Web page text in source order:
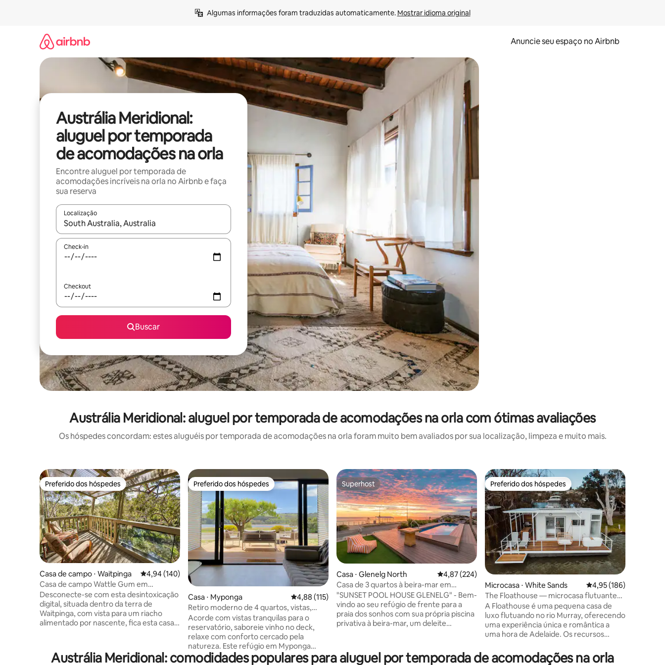
Algumas informações foram traduzidas automaticamente. Mostrar idioma original
Anuncie seu espaço no Airbnb
Austrália Meridional:
aluguel por temporada
de acomodações na orla
Encontre aluguel por temporada de
acomodações incríveis na orla no Airbnb e faça
sua reserva
Localização
Quando os resultados estiverem disponíveis, explore-os usando as seta para cima e para baixo do teclado ou tocando e deslizando o dedo na tela.
Check-in
Checkout
Buscar
Austrália Meridional: aluguel por temporada de acomodações na orla com ótimas avaliações
Os hóspedes concordam: estes aluguéis por temporada de acomodações na orla foram muito bem avaliados por sua localização, limpeza e muito mais.
Preferido dos hóspedes
Preferido dos hóspedes
Casa de campo ⋅ Waitpinga 4,94 de uma avaliação média de 5, 140 avaliações
4,94 (140)
Casa de campo Wattle Gum em
Waitpinga
Desconecte-se com esta desintoxicação
digital, situada dentro da terra de
Waitpinga, com vista para um riacho
alimentado por nascente, fica esta casa
rede. A 10 minutos de Victor Harbor,
cercado pelo Parque de Conservação de
Preferido dos hóspedes
Preferido dos hóspedes
Casa ⋅ Myponga 4,88 de uma avaliação média de 5, 115 avaliações
4,88 (115)
Retiro moderno de 4 quartos, vistas,
cangurus, luxo casual
Acorde com vistas tranquilas para o
reservatório, saboreie vinho no deck,
relaxe com conforto cercado pela
natureza. Este refúgio em Myponga
combina luxo descontraído com um
Superhost
Superhost
Casa ⋅ Glenelg North 4,87 de uma avaliação média de 5, 224 avaliações
4,87 (224)
Casa de 3 quartos à beira-mar em
Glenelg - Piscina privativa e deck
"SUNSET POOL HOUSE GLENELG" - Bem-
vindo ao seu refúgio de frente para a
praia dos sonhos com sua própria piscina
privativa à beira-mar, um deleite
perfeita para famílias, grupos de amigos
ou casais que procuram uma escapada
Preferido dos hóspedes
Preferido dos hóspedes
Microcasa ⋅ White Sands 4,95 de uma avaliação
4,95 (186)
The Floathouse — microcasa flutuante
no rio Murray
A Floathouse é uma pequena casa de
luxo flutuando no rio Murray, oferecendo
uma experiência única e romântica a
uma hora de Adelaide. Os recursos
queen size, sofá, WI-FI, banheiro
privativo com vaso sanitálico, grande
Austrália Meridional: comodidades populares para aluguel por temporada de acomodações na orla